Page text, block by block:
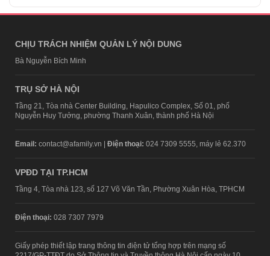
CHỊU TRÁCH NHIỆM QUẢN LÝ NỘI DUNG
Bà Nguyễn Bích Minh
TRỤ SỞ HÀ NỘI
Tầng 21, Tòa nhà Center Building, Hapulico Complex, Số 01, phố
Nguyễn Huy Tưởng, phường Thanh Xuân, thành phố Hà Nội
Email: contact@afamily.vn | Điện thoại: 024 7309 5555, máy lẻ 62.370
VPĐD TẠI TP.HCM
Tầng 4, Tòa nhà 123, số 127 Võ Văn Tần, Phường Xuân Hòa, TPHCM
Điện thoại: 028 7307 7979
Giấy phép thiết lập trang thông tin điện tử tổng hợp trên mạng số